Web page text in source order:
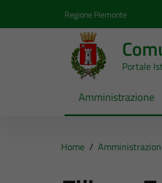
Regione Piemonte
Portale
Amministrazione
Home /